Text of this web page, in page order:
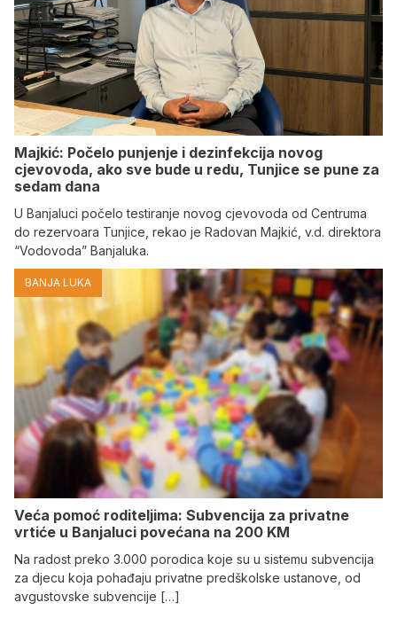
Majkić: Počelo punjenje i dezinfekcija novog
cjevovoda, ako sve bude u redu, Tunjice se pune za
sedam dana
U Banjaluci počelo testiranje novog cjevovoda od Centruma
do rezervoara Tunjice, rekao je Radovan Majkić, v.d. direktora
“Vodovoda” Banjaluka.
BANJA LUKA
Veća pomoć roditeljima: Subvencija za privatne
vrtiće u Banjaluci povećana na 200 KM
Na radost preko 3.000 porodica koje su u sistemu subvencija
za djecu koja pohađaju privatne predškolske ustanove, od
avgustovske subvencije […]